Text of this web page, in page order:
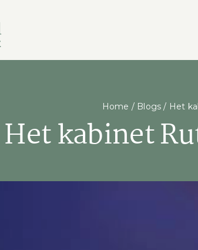
Home / Blogs / Het
Het kabinet